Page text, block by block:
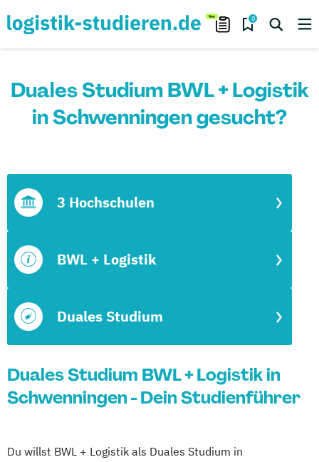
0
Duales Studium BWL + Logistik
in Schwenningen gesucht?
Duales Studium
BWL + Logistik
3 Hochschulen
Duales Studium BWL + Logistik in
Schwenningen - Dein Studienführer
Du willst BWL + Logistik als Duales Studium in